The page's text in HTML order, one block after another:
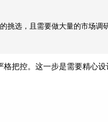
挑选，且需要做大量的市场
控。这一步是需要精心设